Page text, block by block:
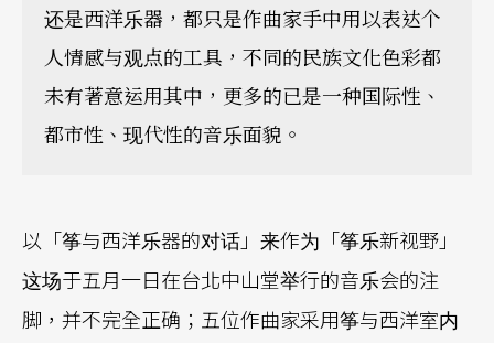
还是西洋乐器，都只是作曲家手中用以表达个
人情感与观点的工具，不同的民族文化色彩都
未有著意运用其中，更多的已是一种国际性、
都市性、现代性的音乐面貌。
以「筝与西洋乐器的对话」来作为「筝乐新视野」
这场于五月一日在台北中山堂举行的音乐会的注
脚，并不完全正确；五位作曲家采用筝与西洋室内